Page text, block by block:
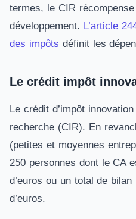
termes, le CIR
développement. L’article
des impôts définit les
Le crédit impôt
Le crédit d’impôt
recherche (CIR). En
(petites et moyennes
250 personnes dont le CA
d’euros ou un total de
d’euros.